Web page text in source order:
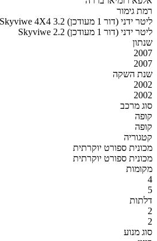
רמת גימור
Skyviwe 4X4 3.2 ליטר ידני (דור 1 מעודכן)
Skyviwe 2.2 ליטר ידני (דור 1 מעודכן)
שנתון
2007
2007
שנת השקה
2002
2002
סוג מרכב
קופה
קופה
קטגוריה
מכונית ספורט יוקרתית
מכונית ספורט יוקרתית
מקומות
4
5
דלתות
2
2
סוג מנוע